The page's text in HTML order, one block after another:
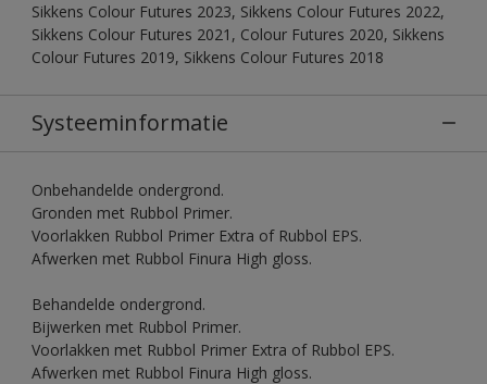
Sikkens Colour Futures 2023, Sikkens Colour Futures 2022,
Sikkens Colour Futures 2021, Colour Futures 2020, Sikkens
Colour Futures 2019, Sikkens Colour Futures 2018
Systeeminformatie
Onbehandelde ondergrond.
Gronden met Rubbol Primer.
Voorlakken Rubbol Primer Extra of Rubbol EPS.
Afwerken met Rubbol Finura High gloss.
Behandelde ondergrond.
Bijwerken met Rubbol Primer.
Voorlakken met Rubbol Primer Extra of Rubbol EPS.
Afwerken met Rubbol Finura High gloss.